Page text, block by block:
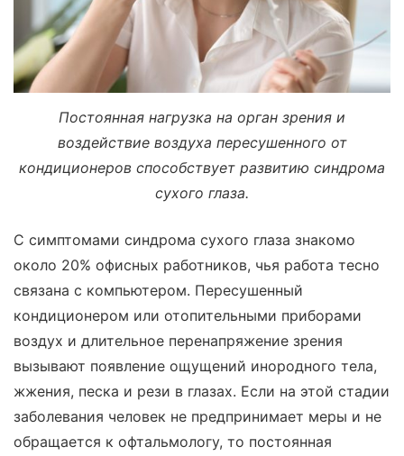
Постоянная нагрузка на орган зрения и
воздействие воздуха пересушенного от
кондиционеров способствует развитию синдрома
сухого глаза.
С симптомами синдрома сухого глаза знакомо
около 20% офисных работников, чья работа тесно
связана с компьютером. Пересушенный
кондиционером или отопительными приборами
воздух и длительное перенапряжение зрения
вызывают появление ощущений инородного тела,
жжения, песка и рези в глазах. Если на этой стадии
заболевания человек не предпринимает меры и не
обращается к офтальмологу, то постоянная